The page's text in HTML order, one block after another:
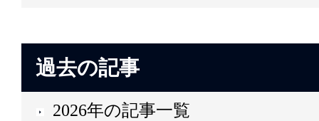
過去の記事
2026年の記事一覧